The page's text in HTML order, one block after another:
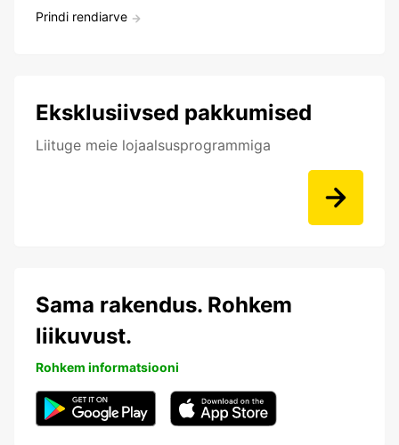
Prindi rendiarve
Eksklusiivsed pakkumised
Liituge meie lojaalsusprogrammiga
Sama rakendus. Rohkem
liikuvust.
Rohkem informatsiooni